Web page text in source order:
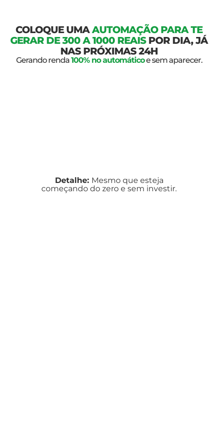
COLOQUE UMAAUTOMAÇÃO PARA TE
GERAR DE 300 A 1000 REAIS POR DIA, JÁ
NAS PRÓXIMAS 24H
Gerando renda100% no automáticoe sem aparecer.
Detalhe: Mesmo que esteja
começando do zero e sem investir.